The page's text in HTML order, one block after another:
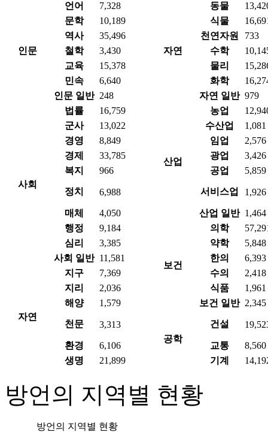
인문
언어 7,328
자연
동물
문학
10,189 식물
역사
35,496 천연자원
733
철학
3,430 수학
교육
15,378 물리
민속
6,640 화학
인문 일반 248 자연 일반 979
사회
법률 16,759
산업
농업
군사
13,022 수산업
1,081
경영
8,849 임업
2,576
경제
33,785 광업
3,426
복지
966 공업 5,859
정치 6,988 서비스업 1,926
매체 4,050 산업 일반 1,464
행정
9,184
보건
의학
심리
3,385 약학
5,848
사회 일반 11,581 한의 6,393
자연
지구 7,369 수의
2,418
지리
2,036 식품
1,961
해양
1,579 보건 일반 2,345
천문
3,313
공학
건설
환경 6,106 교통
8,560
생명
21,899 기계
방언의 지역별 현황
방언의 지역별 현황